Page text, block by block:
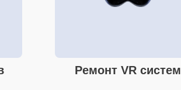
Ремонт VR систем